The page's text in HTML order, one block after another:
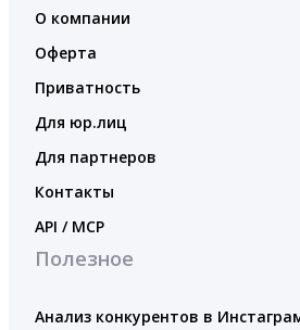
О компании
Оферта
Приватность
Для юр.лиц
Для партнеров
Контакты
API / MCP
Полезное
Анализ конкурентов в